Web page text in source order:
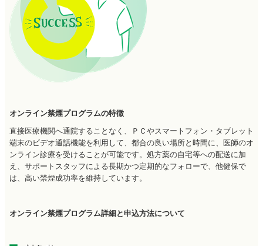
オンライン禁煙プログラムの特徴
直接医療機関へ通院することなく、ＰＣやスマートフォン・タブレット
端末のビデオ通話機能を利用して、都合の良い場所と時間に、医師のオ
ンライン診療を受けることが可能です。処方薬の自宅等への配送に加
え、サポートスタッフによる長期かつ定期的なフォローで、他健保で
は、高い禁煙成功率を維持しています。
オンライン禁煙プログラム詳細と申込方法について